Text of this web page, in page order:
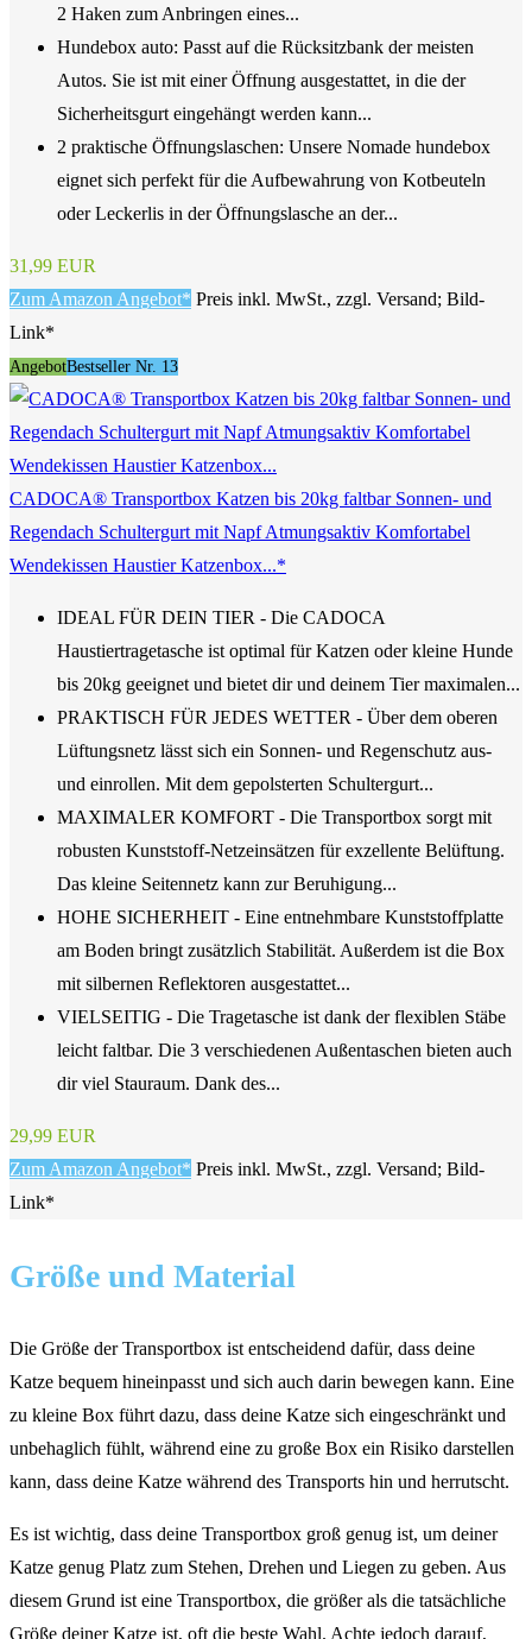
2 Haken zum Anbringen eines...
Hundebox auto: Passt auf die Rücksitzbank der meisten
Autos. Sie ist mit einer Öffnung ausgestattet, in die der
Sicherheitsgurt eingehängt werden kann...
2 praktische Öffnungslaschen: Unsere Nomade hundebox
eignet sich perfekt für die Aufbewahrung von Kotbeuteln
oder Leckerlis in der Öffnungslasche an der...
31,99 EUR
Zum Amazon Angebot* Preis inkl. MwSt., zzgl. Versand; Bild-
Link*
AngebotBestseller Nr. 13
CADOCA® Transportbox Katzen bis 20kg faltbar Sonnen- und
Regendach Schultergurt mit Napf Atmungsaktiv Komfortabel
Wendekissen Haustier Katzenbox...*
IDEAL FÜR DEIN TIER - Die CADOCA
Haustiertragetasche ist optimal für Katzen oder kleine Hunde
bis 20kg geeignet und bietet dir und deinem Tier maximalen...
PRAKTISCH FÜR JEDES WETTER - Über dem oberen
Lüftungsnetz lässt sich ein Sonnen- und Regenschutz aus-
und einrollen. Mit dem gepolsterten Schultergurt...
MAXIMALER KOMFORT - Die Transportbox sorgt mit
robusten Kunststoff-Netzeinsätzen für exzellente Belüftung.
Das kleine Seitennetz kann zur Beruhigung...
HOHE SICHERHEIT - Eine entnehmbare Kunststoffplatte
am Boden bringt zusätzlich Stabilität. Außerdem ist die Box
mit silbernen Reflektoren ausgestattet...
VIELSEITIG - Die Tragetasche ist dank der flexiblen Stäbe
leicht faltbar. Die 3 verschiedenen Außentaschen bieten auch
dir viel Stauraum. Dank des...
29,99 EUR
Zum Amazon Angebot* Preis inkl. MwSt., zzgl. Versand; Bild-
Link*
Größe und Material
Die Größe der Transportbox ist entscheidend dafür, dass deine
Katze bequem hineinpasst und sich auch darin bewegen kann. Eine
zu kleine Box führt dazu, dass deine Katze sich eingeschränkt und
unbehaglich fühlt, während eine zu große Box ein Risiko darstellen
kann, dass deine Katze während des Transports hin und herrutscht.
Es ist wichtig, dass deine Transportbox groß genug ist, um deiner
Katze genug Platz zum Stehen, Drehen und Liegen zu geben. Aus
diesem Grund ist eine Transportbox, die größer als die tatsächliche
Größe deiner Katze ist, oft die beste Wahl. Achte jedoch darauf,